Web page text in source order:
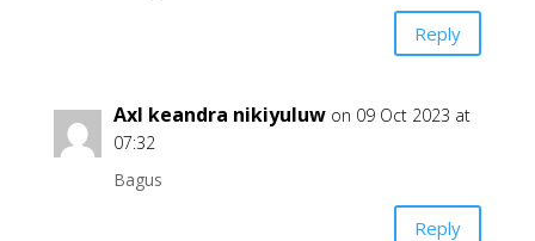
Reply
Axl keandra nikiyuluw on 09 Oct 2023 at
07:32
Bagus
Reply